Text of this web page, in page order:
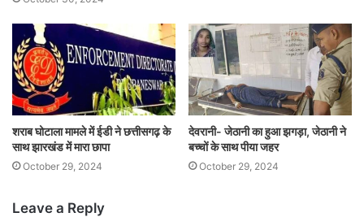
शराब घोटाला मामले में ईडी ने छत्तीसगढ़ के
साथ झारखंड में मारा छापा
October 29, 2024
देवरानी- जेठानी का हुआ झगड़ा, जेठानी ने
बच्चों के साथ पीया जहर
October 29, 2024
Leave a Reply